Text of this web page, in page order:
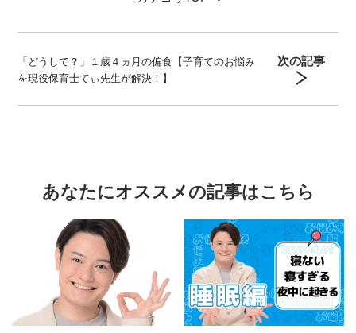
「どうして？」１歳４ヵ月の偏食【子育てのお悩み
を現役保育士てぃ先生が解決！】
次の記事
あなたにオススメの記事はこちら